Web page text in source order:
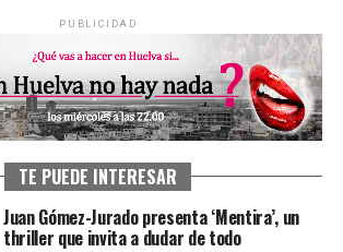
PUBLICIDAD
TE PUEDE INTERESAR
Juan Gómez-Jurado presenta ‘Mentira’, un
thriller que invita a dudar de todo